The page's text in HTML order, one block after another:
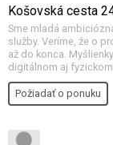
Košovská cesta
Sme mladá
služby. Veríme, že o
až do konca.
digitálnom aj
Požiadať o ponuku